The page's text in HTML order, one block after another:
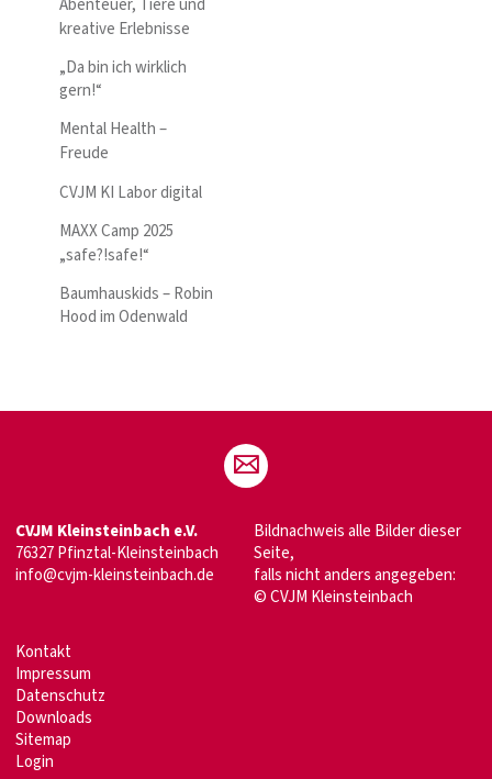
Abenteuer, Tiere und
kreative Erlebnisse
„Da bin ich wirklich
gern!“
Mental Health –
Freude
CVJM KI Labor digital
MAXX Camp 2025
„safe?!safe!“
Baumhauskids – Robin
Hood im Odenwald
CVJM Kleinsteinbach e.V.
76327 Pfinztal-Kleinsteinbach
info@cvjm-kleinsteinbach.de
Bildnachweis alle Bilder dieser
Seite,
falls nicht anders angegeben:
© CVJM Kleinsteinbach
Kontakt
Impressum
Datenschutz
Downloads
Sitemap
Login